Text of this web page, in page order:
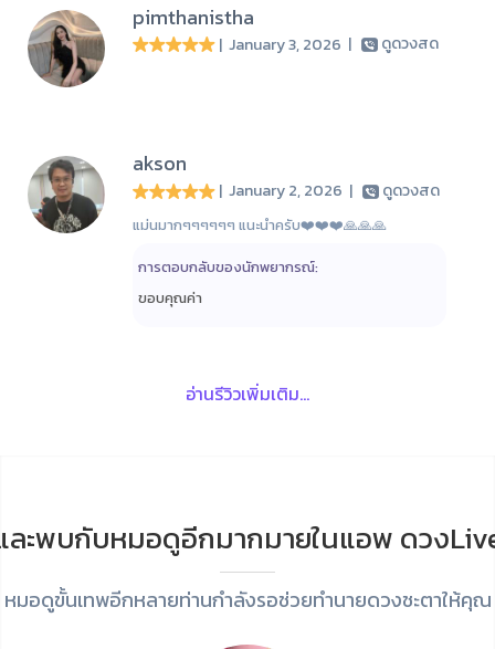
pimthanistha
| January 3, 2026 | ดูดวงสด
akson
| January 2, 2026 | ดูดวงสด
แม่นมากๆๆๆๆๆๆ แนะนำครับ❤️❤️❤️🙏🙏🙏
การตอบกลับของนักพยากรณ์:
ขอบคุณค่า
อ่านรีวิวเพิ่มเติม...
ละพบกับหมอดูอีกมากมายในแอพ ดวง
หมอดูขั้นเทพอีกหลายท่านกำลังรอช่วยทำนายดวงชะตาให้คุณ